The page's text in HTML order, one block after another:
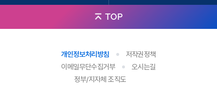
TOP
개인정보처리방침
저작권정책
이메일무단수집거부
오시는길
정부/지자체 조직도